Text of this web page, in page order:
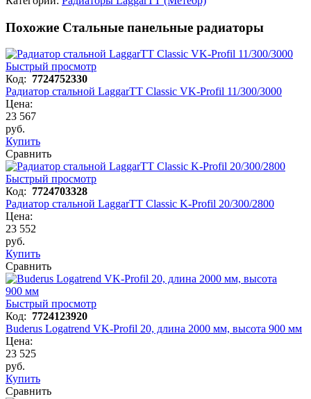
Похожие Стальные панельные радиаторы
Быстрый просмотр
Код: 7724752330
Радиатор стальной LaggarTT Classic VK-Profil 11/300/3000
Цена:
23 567
руб.
Купить
Сравнить
Быстрый просмотр
Код: 7724703328
Радиатор стальной LaggarTT Classic K-Profil 20/300/2800
Цена:
23 552
руб.
Купить
Сравнить
Быстрый просмотр
Код: 7724123920
Buderus Logatrend VK-Profil 20, длина 2000 мм, высота 900 мм
Цена:
23 525
руб.
Купить
Сравнить